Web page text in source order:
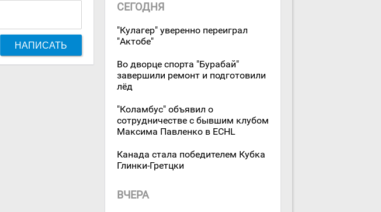
НАПИСАТЬ
СЕГОДНЯ
"Кулагер" уверенно переиграл
"Актобе"
Во дворце спорта "Бурабай"
завершили ремонт и подготовили
лёд
"Коламбус" объявил о
сотрудничестве с бывшим клубом
Максима Павленко в ECHL
Канада стала победителем Кубка
Глинки-Гретцки
ВЧЕРА